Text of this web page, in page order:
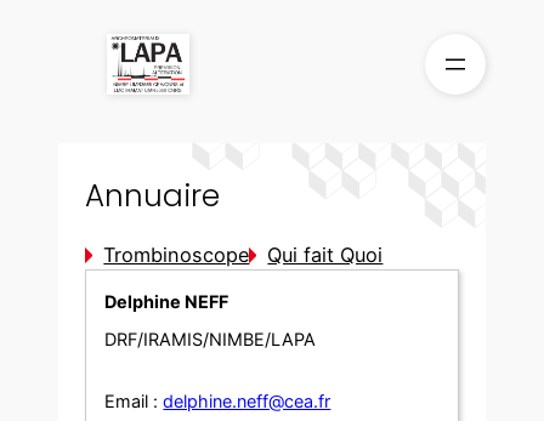
Annuaire
Trombinoscope Qui fait Quoi
Delphine NEFF
DRF/IRAMIS/NIMBE/LAPA
Email :delphine.neff@cea.fr